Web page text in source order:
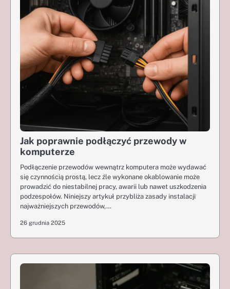
Jak poprawnie podłączyć przewody w
komputerze
Podłączenie przewodów wewnątrz komputera może wydawać
się czynnością prostą, lecz źle wykonane okablowanie może
prowadzić do niestabilnej pracy, awarii lub nawet uszkodzenia
podzespołów. Niniejszy artykuł przybliża zasady instalacji
najważniejszych przewodów,…
26 grudnia 2025